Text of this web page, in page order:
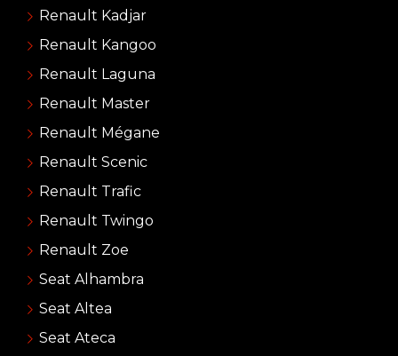
Renault Kadjar
Renault Kangoo
Renault Laguna
Renault Master
Renault Mégane
Renault Scenic
Renault Trafic
Renault Twingo
Renault Zoe
Seat Alhambra
Seat Altea
Seat Ateca